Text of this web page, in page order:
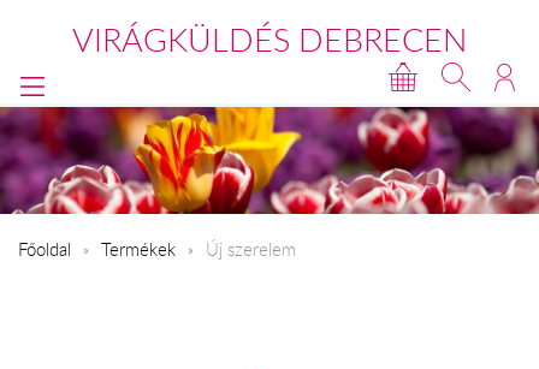
VIRÁGKÜLDÉS DEBRECEN
Főoldal Termékek Új szerelem